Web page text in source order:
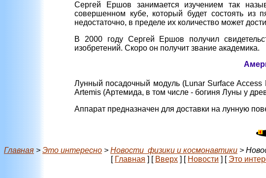
Сергей Ершов занимается изучением так
совершенном кубе, который будет состоять из
недостаточно, в пределе их количество может
В 2000 году Сергей Ершов получил
изобретений. Скоро он получит звание академика.
Лунный посадочный модуль (Lunar Surface
Artemis (Артемида, в том числе - богиня Луны у
Аппарат предназначен для доставки на лунную
Главная > Это интересно > Новости физики и космонавтики >
[ Главная ] [ Вверх ] [ Новости ] [ Это